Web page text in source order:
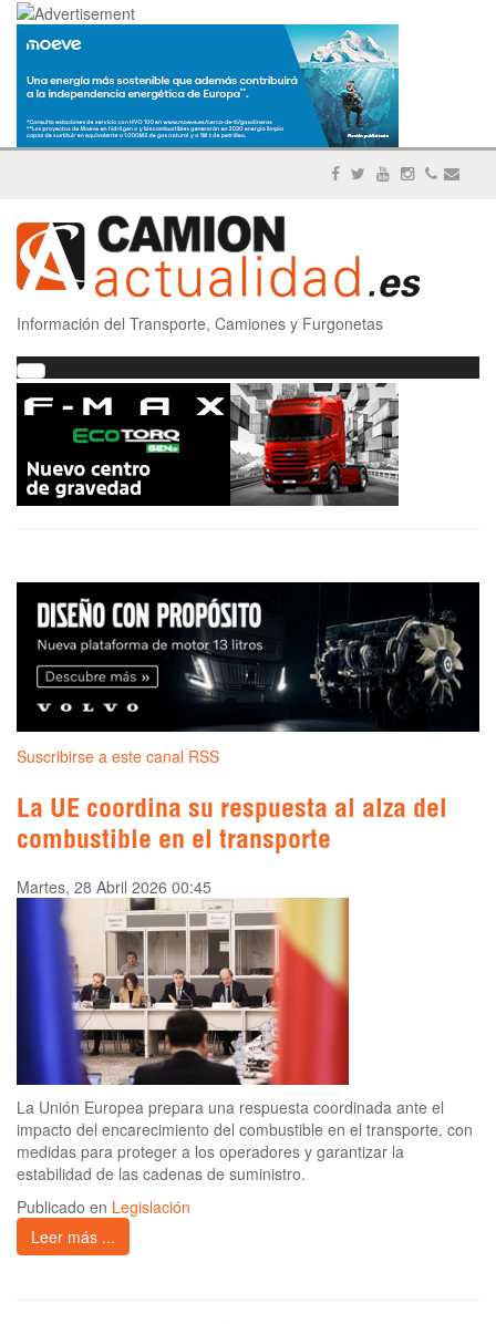
Información del Transporte, Camiones y Furgonetas
Suscribirse a este canal RSS
La UE coordina su respuesta al alza del
combustible en el transporte
Martes, 28 Abril 2026 00:45
La Unión Europea prepara una respuesta coordinada ante el
impacto del encarecimiento del combustible en el transporte, con
medidas para proteger a los operadores y garantizar la
estabilidad de las cadenas de suministro.
Publicado en Legislación
Leer más ...